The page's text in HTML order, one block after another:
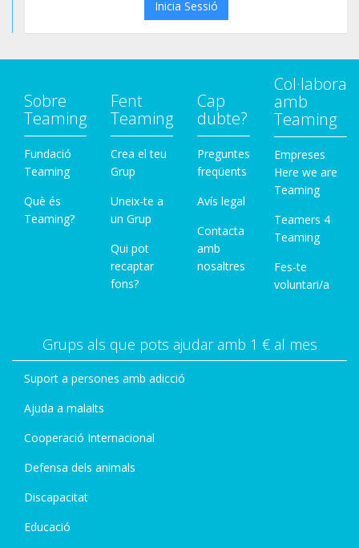
Inicia Sessió
Sobre
Teaming
Fundació
Teaming
Què és
Teaming?
Fent
Teaming
Crea el teu
Grup
Uneix-te a
un Grup
Qui pot
recaptar
fons?
Cap
dubte?
Preguntes
freqüents
Avís legal
Contacta
amb
nosaltres
Col·labora
amb
Teaming
Empreses
Here we are
Teaming
Teamers 4
Teaming
Fes-te
voluntari/a
Grups als que pots ajudar amb 1 € al mes
Suport a persones amb adicció
Ajuda a malalts
Cooperació Internacional
Defensa dels animals
Discapacitat
Educació